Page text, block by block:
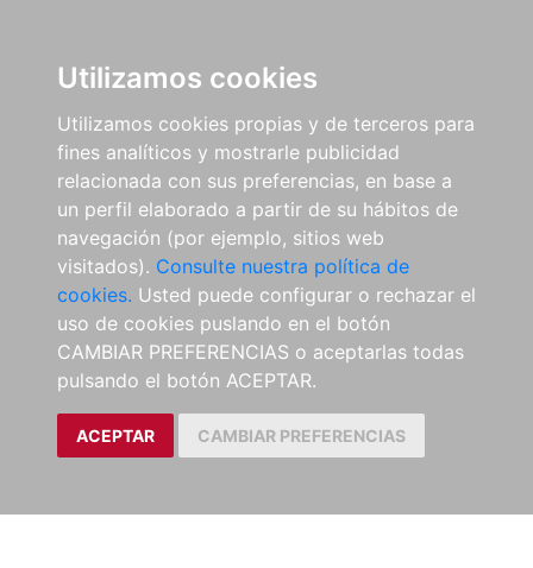
Utilizamos cookies
Utilizamos cookies propias y de terceros para
fines analíticos y mostrarle publicidad
relacionada con sus preferencias, en base a
un perfil elaborado a partir de su hábitos de
navegación (por ejemplo, sitios web
visitados). Consulte nuestra política de
cookies. Usted puede configurar o rechazar el
uso de cookies puslando en el botón
CAMBIAR PREFERENCIAS o aceptarlas todas
pulsando el botón ACEPTAR.
ACEPTAR CAMBIAR PREFERENCIAS